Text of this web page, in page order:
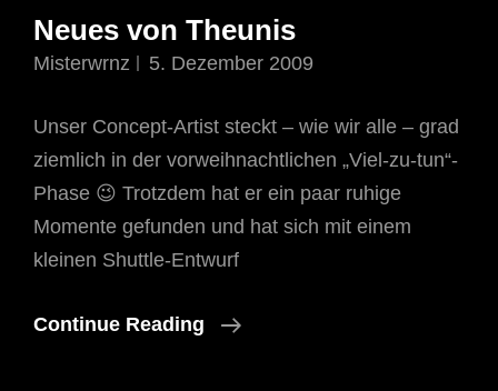
Neues von Theunis
Misterwrnz 5. Dezember 2009
Unser Concept-Artist steckt – wie wir alle – grad
ziemlich in der vorweihnachtlichen „Viel-zu-tun“-
Phase 😉 Trotzdem hat er ein paar ruhige
Momente gefunden und hat sich mit einem
kleinen Shuttle-Entwurf
Continue Reading
Neues